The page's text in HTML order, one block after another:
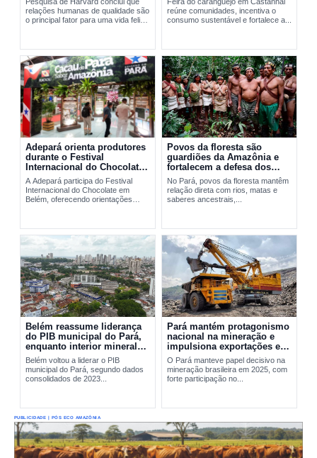
relações humanas de qualidade são
o principal fator para uma vida feliz
reúne comunidades, incentiva o
consumo sustentável e fortalece a...
Adepará orienta produtores
durante o Festival
Internacional do Chocolate
em Belém
A Adepará participa do Festival
Internacional do Chocolate em
Belém, oferecendo orientações
Povos da floresta são
guardiões da Amazônia e
fortalecem a defesa dos
territórios no Pará
No Pará, povos da floresta mantêm
relação direta com rios, matas e
saberes ancestrais,...
Belém reassume liderança
do PIB municipal do Pará,
enquanto interior mineral
mantém peso decisivo na
economia
Belém voltou a liderar o PIB
municipal do Pará, segundo dados
consolidados de 2023...
Pará mantém protagonismo
nacional na mineração e
impulsiona exportações em
2025
O Pará manteve papel decisivo na
mineração brasileira em 2025, com
forte participação no...
PUBLICIDADE | PÓS ECO AMAZÔNIA